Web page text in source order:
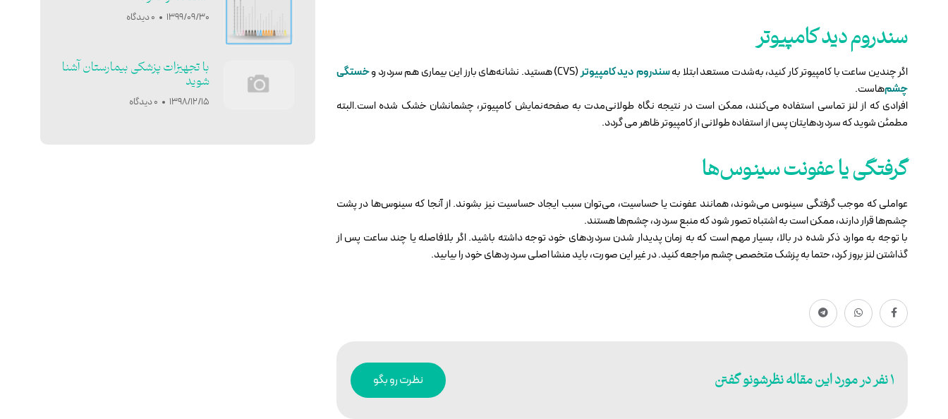
سندروم دید کامپیوتر
اگر چندین ساعت با کامپیوتر کار کنید، به‌شدت مستعد ابتلا بهسندروم دید کامپیوتر(CVS) هستید. نشانه‌های بارز این بیماری هم سردرد و
خستگی
چشم‌هاست.
افرادی که از لنز تماسی استفاده می‌کنند، ممکن است در نتیجه نگاه طولانی‌مدت به صفحه‌نمایش کامپیوتر، چشمانشان خشک شده است.البته
مطمئن شوید که سردردهایتان پس از استفاده طولانی از کامپیوتر ظاهر می‌ گردد.
گرفتگی یا عفونت سینوس‌ها
عواملی که موجب گرفتگی سینوس می‌شوند، همانند عفونت یا حساسیت، می‌توان سبب ایجاد حساسیت نیز بشوند. از آنجا که سینوس‌ها در پشت
چشم‌ها قرار دارند، ممکن است به اشتباه تصور شود که منبع سردرد، چشم‌ها هستند.
با توجه به موارد ذکر شده در بالا، بسیار مهم است که به زمان پدیدار شدن سردردهای خود توجه داشته باشید. اگر بلافاصله یا چند ساعت پس از
گذاشتن لنز بروز کرد، حتما به پزشک متخصص چشم مراجعه کنید. در غیر این صورت، باید منشا اصلی سردردهای خود را بیابید.
1 نفر در مورد این مقاله نظرشونو گفتن نظرت رو بگو
1399/09/30 0 دیدگاه
با تجهیزات پزشکی بیمارستان آشنا
شوید
1398/12/15 0 دیدگاه